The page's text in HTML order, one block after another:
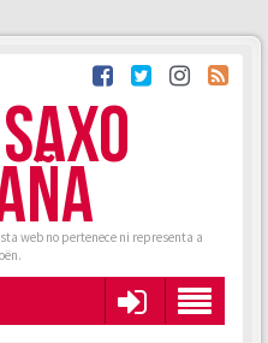
web no pertenece ni representa a